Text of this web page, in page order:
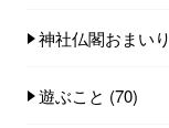
神社仏閣おまいり
遊ぶこと (70)